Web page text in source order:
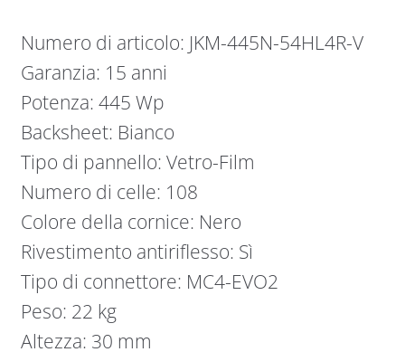
Numero di articolo: JKM-445N-54HL4R-V
Garanzia: 15 anni
Potenza: 445 Wp
Backsheet: Bianco
Tipo di pannello: Vetro-Film
Numero di celle: 108
Colore della cornice: Nero
Rivestimento antiriflesso: Sì
Tipo di connettore: MC4-EVO2
Peso: 22 kg
Altezza: 30 mm